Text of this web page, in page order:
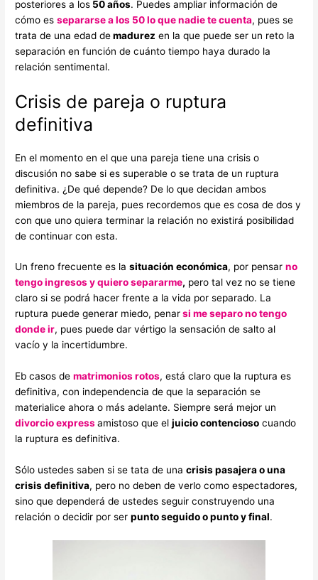
posteriores a los 50 años. Puedes ampliar información de
cómo essepararse a los 50 lo que nadie te cuenta, pues se
trata de una edad demadurez en la que puede ser un reto la
separación en función de cuánto tiempo haya durado la
relación sentimental.
Crisis de pareja o ruptura
definitiva
En el momento en el que una pareja tiene una crisis o
discusión no sabe si es superable o se trata de un ruptura
definitiva. ¿De qué depende? De lo que decidan ambos
miembros de la pareja, pues recordemos que es cosa de dos y
con que uno quiera terminar la relación no existirá posibilidad
de continuar con esta.
Un freno frecuente es lasituación económica, por pensarno
tengo ingresos y quiero separarme, pero tal vez no se tiene
claro si se podrá hacer frente a la vida por separado. La
ruptura puede generar miedo, penarsi me separo no tengo
donde ir, pues puede dar vértigo la sensación de salto al
vacío y la incertidumbre.
Eb casos dematrimonios rotos, está claro que la ruptura es
definitiva, con independencia de que la separación se
materialice ahora o más adelante. Siempre será mejor un
divorcio expressamistoso que eljuicio contencioso cuando
la ruptura es definitiva.
Sólo ustedes saben si se tata de unacrisis pasajera o una
crisis definitiva, pero no deben de verlo como espectadores,
sino que dependerá de ustedes seguir construyendo una
relación o decidir por serpunto seguido o punto y final.